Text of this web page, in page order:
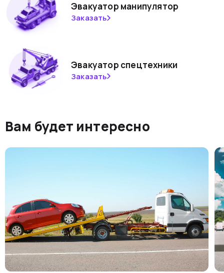
Эвакуатор манипулятор
Заказать
Эвакуатор спецтехники
Заказать
Вам будет интересно